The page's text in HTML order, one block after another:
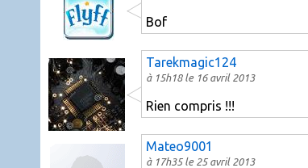
Bof
Tarekmagic124
à 15h18 le 16 avril 2013
Rien compris !!!
Mateo9001
à 17h35 le 25 avril 2013